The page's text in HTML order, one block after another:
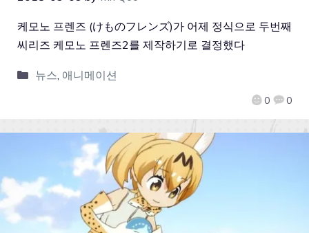
0 0
케모노 프렌즈 (けものフレンズ)가 어제 정식으로 두번째
씨리즈 케모노 프렌즈2를 제작하기로 결정했다
뉴스 애니메이션